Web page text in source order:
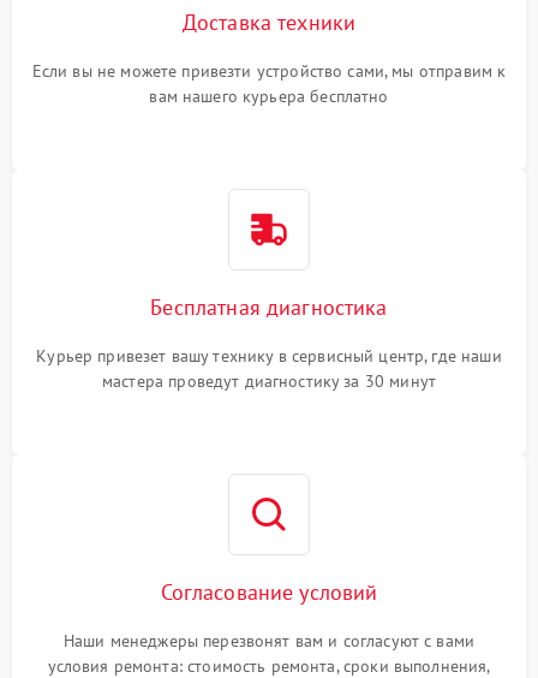
Доставка техники
Если вы не можете привезти устройство сами, мы отправим к
вам нашего курьера бесплатно
Бесплатная диагностика
Курьер привезет вашу технику в сервисный центр, где наши
мастера проведут диагностику за 30 минут
Согласование условий
Наши менеджеры перезвонят вам и согласуют с вами
условия ремонта: стоимость ремонта, сроки выполнения,